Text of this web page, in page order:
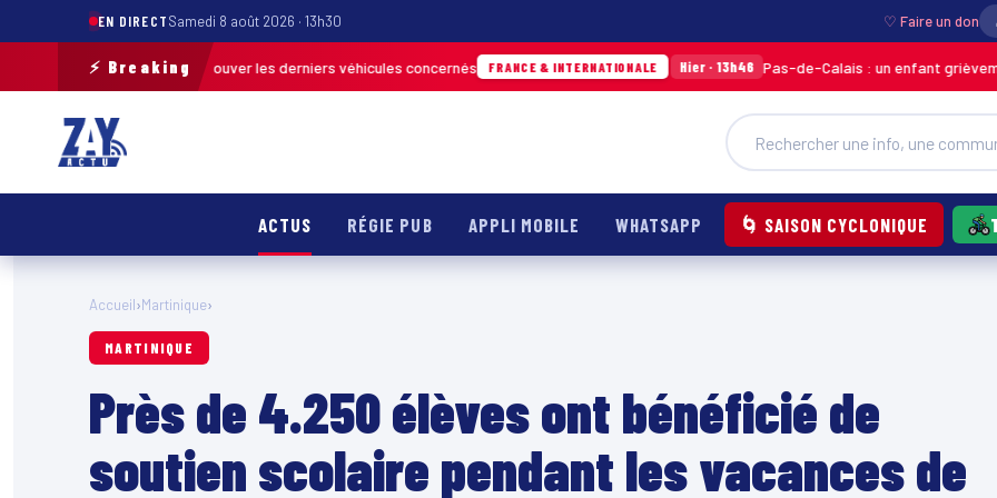
EN DIRECTSamedi 8 août 2026 · 13h30 ♡ Faire un don
⚡ Breaking
terrain pour retrouver les derniers véhicules concernés FRANCE & INTERNATIONALE Hier · 13h46 Pas-de-Calais : un enfant grièvement brûlé
ACTUS RÉGIE PUB APPLI MOBILE WHATSAPP 🌀 SAISON CYCLONIQUE
Accueil›Martinique›
MARTINIQUE
Près de 4.250 élèves ont bénéficié de
soutien scolaire pendant les vacances de